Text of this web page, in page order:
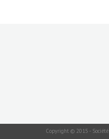
Copyright © 2015 -